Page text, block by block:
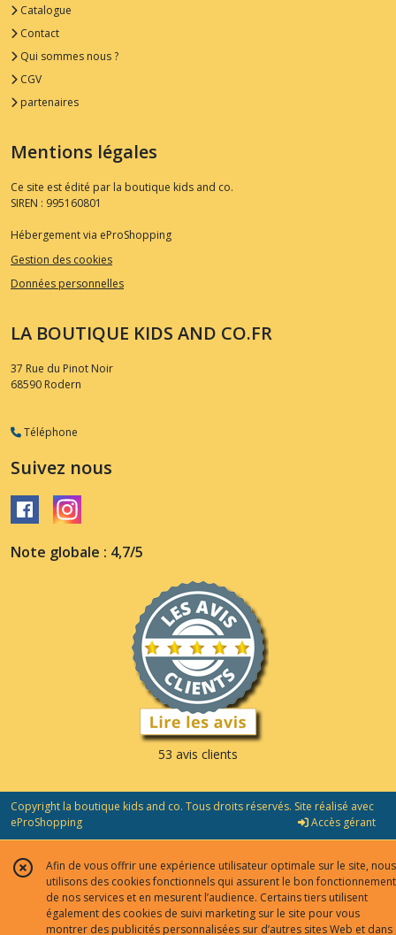
Catalogue
Contact
Qui sommes nous ?
CGV
partenaires
Mentions légales
Ce site est édité par la boutique kids and co.
SIREN : 995160801
Hébergement via eProShopping
Gestion des cookies
Données personnelles
LA BOUTIQUE KIDS AND CO.FR
37 Rue du Pinot Noir
68590 Rodern
Téléphone
Suivez nous
Note globale : 4,7/5
53 avis clients
Copyright la boutique kids and co. Tous droits réservés. Site réalisé avec
eProShopping
Accès gérant
Afin de vous offrir une expérience utilisateur optimale sur le site, nous
utilisons des cookies fonctionnels qui assurent le bon fonctionnement
de nos services et en mesurent l’audience. Certains tiers utilisent
également des cookies de suivi marketing sur le site pour vous
montrer des publicités personnalisées sur d’autres sites Web et dans